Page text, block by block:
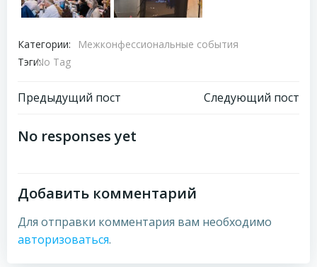
Категории:
Межконфессиональные события
Тэги:No Tag
Навигация
по
Предыдущий пост
Навигация
Следующий пост
No responses yet
Добавить комментарий
Для отправки комментария вам необходимо
авторизоваться.